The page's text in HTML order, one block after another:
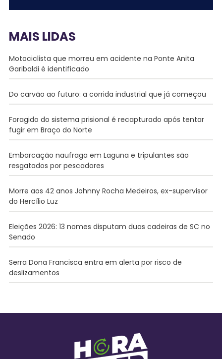
MAIS LIDAS
Motociclista que morreu em acidente na Ponte Anita
Garibaldi é identificado
Do carvão ao futuro: a corrida industrial que já começou
Foragido do sistema prisional é recapturado após tentar
fugir em Braço do Norte
Embarcação naufraga em Laguna e tripulantes são
resgatados por pescadores
Morre aos 42 anos Johnny Rocha Medeiros, ex-supervisor
do Hercílio Luz
Eleições 2026: 13 nomes disputam duas cadeiras de SC no
Senado
Serra Dona Francisca entra em alerta por risco de
deslizamentos